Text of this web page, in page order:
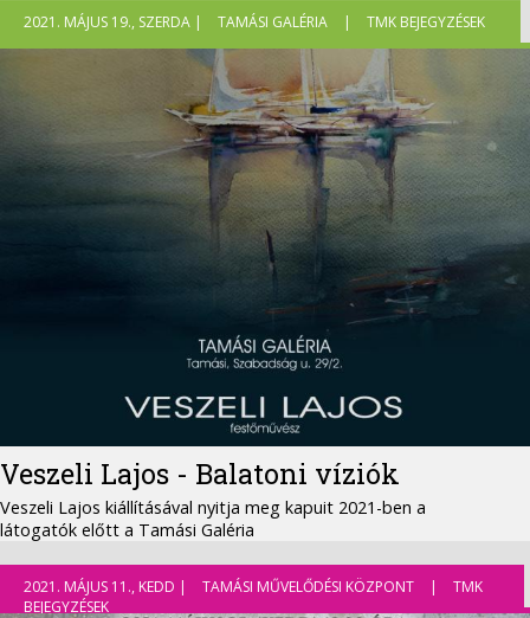
2021. MÁJUS 19., SZERDA | TAMÁSI GALÉRIA | TMK BEJEGYZÉSEK
Veszeli Lajos - Balatoni víziók
Veszeli Lajos kiállításával nyitja meg kapuit 2021-ben a
látogatók előtt a Tamási Galéria
2021. MÁJUS 11., KEDD | TAMÁSI MŰVELŐDÉSI KÖZPONT |
TMK
BEJEGYZÉSEK